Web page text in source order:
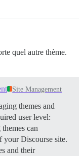
quel autre thème.
Site Management
themes and
user level:
can
Discourse site.
and their